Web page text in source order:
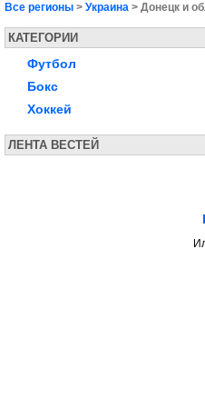
Все регионы > Украина > Донецк и
КАТЕГОРИИ
Футбол
Бокс
Хоккей
ЛЕНТА ВЕСТЕЙ